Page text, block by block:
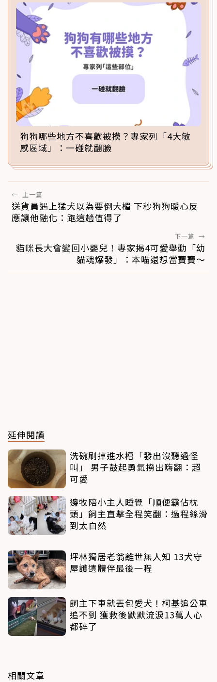
狗狗哪些地方不喜歡被摸？專家列「4大敏
感區域」：一碰就翻臉
← 上一篇
送貨員遇上猛犬以為要倒大楣 下秒狗狗暖心反
應讓他融化：跑這趟值得了
下一篇 →
貓咪長大會變回小嬰兒！專家揭4可愛舉動「幼
貓魂爆發」：本喵還想當寶寶～
延伸閱讀
洗碗刷掉進水槽「發出沒聽過怪
叫」 男子鼓起勇氣撈出嗨翻：超
可愛
邊牧陪小主人睡覺「順便霸佔枕
頭」飼主直擊全程笑翻：過程絲滑
到太自然
坪林獨居老翁離世無人知 13犬守
屋護遺體伴最後一程
飼主下車就丟包愛犬！柯基追公車
追不到 獲救後默默流淚13萬人心
都碎了
相關文章